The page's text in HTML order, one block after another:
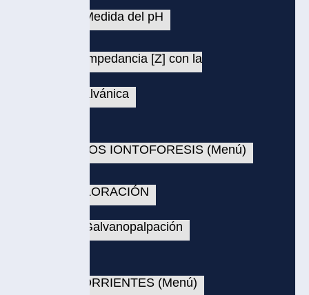
[Z] con la
IONTOFORESIS (Menú)
(Menú)